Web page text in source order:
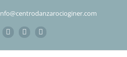
InstagramWhatsApp
Correo